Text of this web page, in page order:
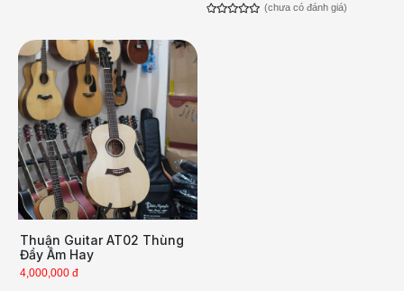
(chưa có đánh giá)
Thuận Guitar AT02 Thùng
Đầy Âm Hay
4,000,000 đ